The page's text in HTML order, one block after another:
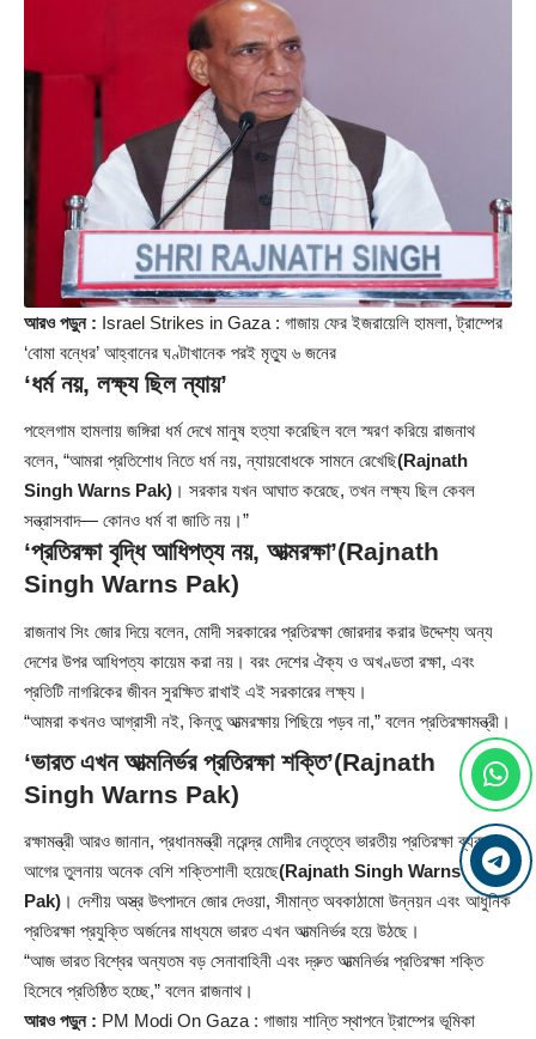
আরও পড়ুন : Israel Strikes in Gaza : গাজায় ফের ইজরায়েলি হামলা, ট্রাম্পের
‘বোমা বন্ধের’ আহ্বানের ঘণ্টাখানেক পরই মৃত্যু ৬ জনের
‘ধর্ম নয়, লক্ষ্য ছিল ন্যায়’
পহেলগাম হামলায় জঙ্গিরা ধর্ম দেখে মানুষ হত্যা করেছিল বলে স্মরণ করিয়ে রাজনাথ
বলেন, “আমরা প্রতিশোধ নিতে ধর্ম নয়, ন্যায়বোধকে সামনে রেখেছি(Rajnath
Singh Warns Pak) । সরকার যখন আঘাত করেছে, তখন লক্ষ্য ছিল কেবল
সন্ত্রাসবাদ— কোনও ধর্ম বা জাতি নয়।”
‘প্রতিরক্ষা বৃদ্ধি আধিপত্য নয়, আত্মরক্ষা’(Rajnath
Singh Warns Pak)
রাজনাথ সিং জোর দিয়ে বলেন, মোদী সরকারের প্রতিরক্ষা জোরদার করার উদ্দেশ্য অন্য
দেশের উপর আধিপত্য কায়েম করা নয়। বরং দেশের ঐক্য ও অখণ্ডতা রক্ষা, এবং
প্রতিটি নাগরিকের জীবন সুরক্ষিত রাখাই এই সরকারের লক্ষ্য।
“আমরা কখনও আগ্রাসী নই, কিন্তু আত্মরক্ষায় পিছিয়ে পড়ব না,” বলেন প্রতিরক্ষামন্ত্রী।
‘ভারত এখন আত্মনির্ভর প্রতিরক্ষা শক্তি’(Rajnath
Singh Warns Pak)
রক্ষামন্ত্রী আরও জানান, প্রধানমন্ত্রী নরেন্দ্র মোদীর নেতৃত্বে ভারতীয় প্রতিরক্ষা ব্যবস্থা
আগের তুলনায় অনেক বেশি শক্তিশালী হয়েছে(Rajnath Singh Warns
Pak) । দেশীয় অস্ত্র উৎপাদনে জোর দেওয়া, সীমান্ত অবকাঠামো উন্নয়ন এবং আধুনিক
প্রতিরক্ষা প্রযুক্তি অর্জনের মাধ্যমে ভারত এখন আত্মনির্ভর হয়ে উঠছে।
“আজ ভারত বিশ্বের অন্যতম বড় সেনাবাহিনী এবং দ্রুত আত্মনির্ভর প্রতিরক্ষা শক্তি
হিসেবে প্রতিষ্ঠিত হচ্ছে,” বলেন রাজনাথ।
আরও পড়ুন : PM Modi On Gaza : গাজায় শান্তি স্থাপনে ট্রাম্পের ভূমিকা